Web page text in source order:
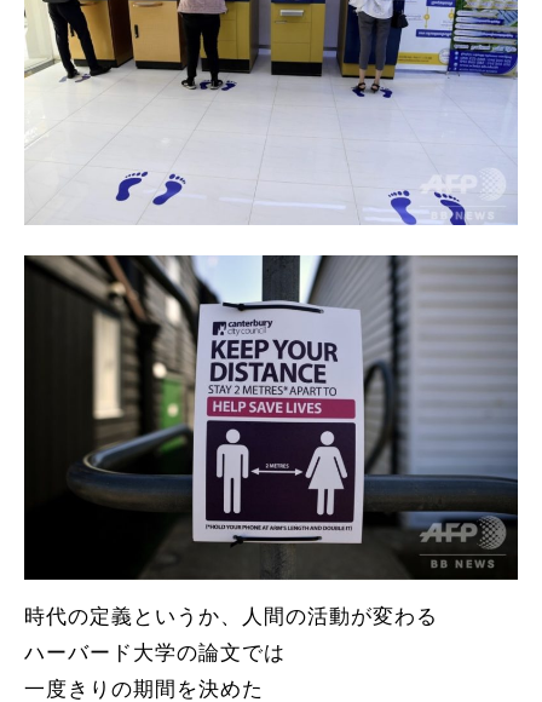
時代の定義というか、人間の活動が変わる
ハーバード大学の論文では
一度きりの期間を決めた